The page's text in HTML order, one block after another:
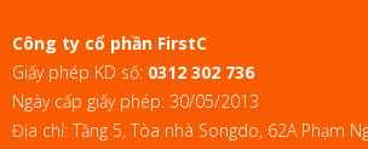
Công ty cổ phần FirstC
Giấy phép KD số: 0312 302 736
Ngày cấp giấy phép: 30/05/2013
Địa chỉ: Tầng 5, Tòa nhà Songdo, 62A Phạm